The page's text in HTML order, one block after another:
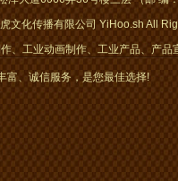
文化传播有限公司 YiHoo.sh All
、工业动画制作、工业产品、产
富、诚信服务，是您最佳选择!